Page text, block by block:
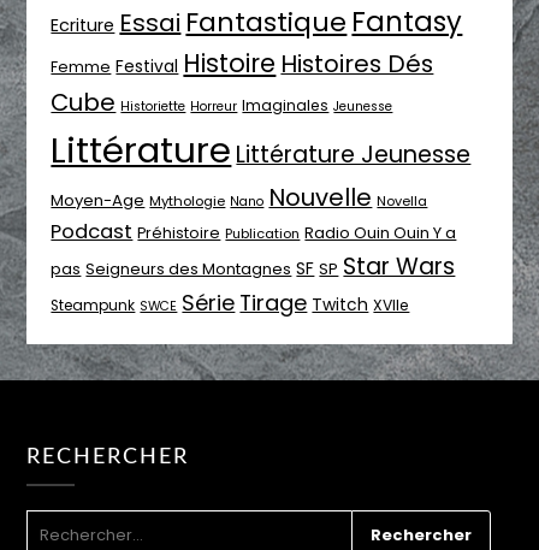
Ecriture Essai Fantastique Fantasy
Femme Festival Histoire Histoires Dés
Cube Historiette Horreur Imaginales Jeunesse
Littérature Littérature Jeunesse
Moyen-Age Mythologie Nano Nouvelle Novella
Podcast Préhistoire Publication Radio Ouin Ouin Y a
pas Seigneurs des Montagnes SF SP Star Wars
Steampunk SWCE Série Tirage Twitch XVIIe
RECHERCHER